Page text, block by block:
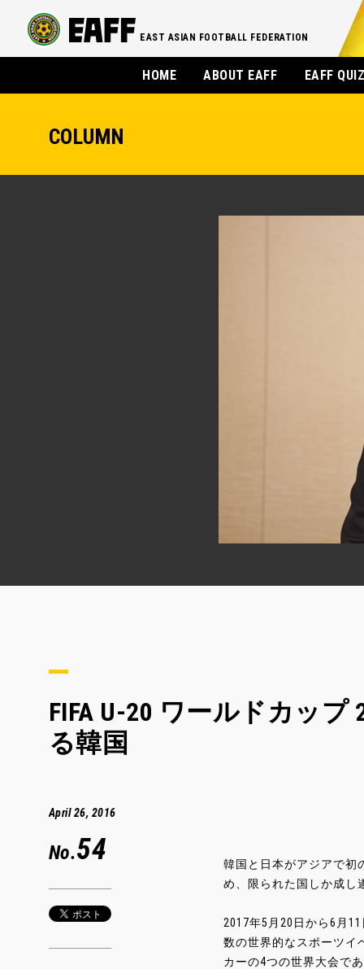
EAST ASIAN FOOTBALL FEDERATION
HOME ABOUT EAFF EAFF
COLUMN
FIFA U-20 ワールドカッ
る韓国
April 26, 2016
No.54
韓国と日本がアジアで初
め、限られた国しか成し
2017年5月20日から6月
数の世界的なスポーツイ
カーの4つの世界大会で